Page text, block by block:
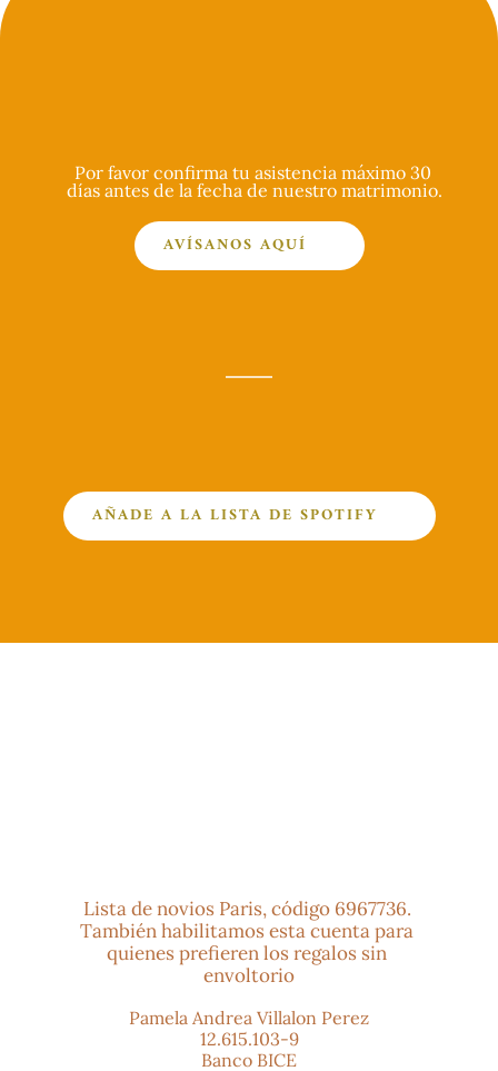
Por favor confirma tu asistencia máximo 30
días antes de la fecha de nuestro matrimonio.
AVÍSANOS AQUÍ
AÑADE A LA LISTA DE SPOTIFY
Lista de novios Paris, código 6967736.
También habilitamos esta cuenta para
quienes prefieren los regalos sin
envoltorio
Pamela Andrea Villalon Perez
12.615.103-9
Banco BICE